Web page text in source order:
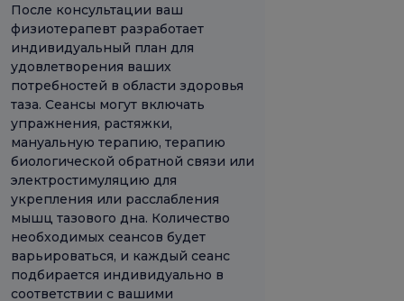
После консультации ваш
физиотерапевт разработает
индивидуальный план для
удовлетворения ваших
потребностей в области здоровья
таза. Сеансы могут включать
упражнения, растяжки,
мануальную терапию, терапию
биологической обратной связи или
электростимуляцию для
укрепления или расслабления
мышц тазового дна. Количество
необходимых сеансов будет
варьироваться, и каждый сеанс
подбирается индивидуально в
соответствии с вашими